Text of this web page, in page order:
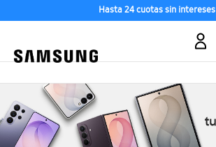
Hasta 24 cuotas sin intereses